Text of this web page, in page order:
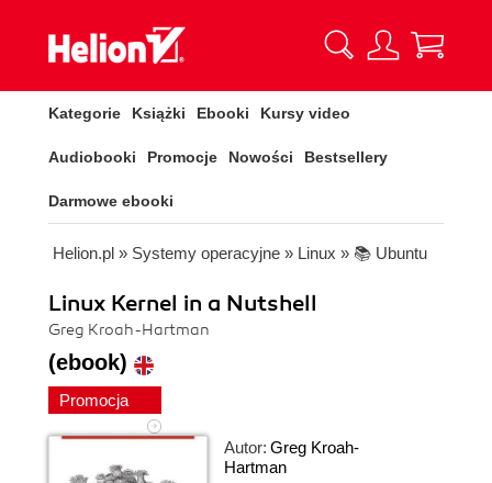
Kategorie Książki Ebooki Kursy video
Audiobooki Promocje Nowości Bestsellery
Darmowe ebooki
Helion.pl » Systemy operacyjne » Linux » 📚 Ubuntu
Linux Kernel in a Nutshell
Greg Kroah-Hartman
(ebook)
Promocja
Autor: Greg Kroah-
Hartman